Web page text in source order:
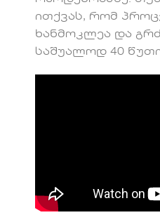
ითქვას, რომ
ხანმოკლეა და
საშუალოდ 40